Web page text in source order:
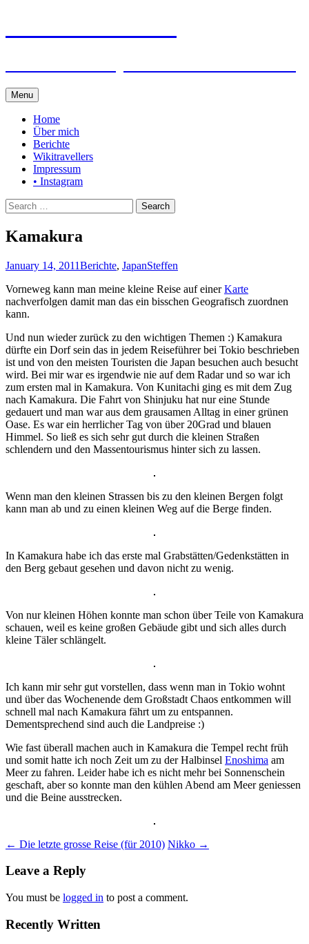
Menu Skip
to
content
Home
Über mich
Berichte
Wikitravellers
Impressum
• Instagram
Search
for:
Kamakura
January 14, 2011Berichte, JapanSteffen
Vorneweg kann man meine kleine Reise auf einerKarte
nachverfolgen damit man das ein bisschen Geografisch zuordnen
kann.
Und nun wieder zurück zu den wichtigen Themen :) Kamakura
dürfte ein Dorf sein das in jedem Reiseführer bei Tokio beschrieben
ist und von den meisten Touristen die Japan besuchen auch besucht
wird. Bei mir war es irgendwie nie auf dem Radar und so war ich
zum ersten mal in Kamakura. Von Kunitachi ging es mit dem Zug
nach Kamakura. Die Fahrt von Shinjuku hat nur eine Stunde
gedauert und man war aus dem grausamen Alltag in einer grünen
Oase. Es war ein herrlicher Tag von über 20Grad und blauen
Himmel. So ließ es sich sehr gut durch die kleinen Straßen
schlendern und den Massentourismus hinter sich zu lassen.
Wenn man den kleinen Strassen bis zu den kleinen Bergen folgt
kann man ab und zu einen kleinen Weg auf die Berge finden.
In Kamakura habe ich das erste mal Grabstätten/Gedenkstätten in
den Berg gebaut gesehen und davon nicht zu wenig.
Von nur kleinen Höhen konnte man schon über Teile von Kamakura
schauen, weil es keine großen Gebäude gibt und sich alles durch
kleine Täler schlängelt.
Ich kann mir sehr gut vorstellen, dass wenn man in Tokio wohnt
und über das Wochenende dem Großstadt Chaos entkommen will
schnell mal nach Kamakura fährt um zu entspannen.
Dementsprechend sind auch die Landpreise :)
Wie fast überall machen auch in Kamakura die Tempel recht früh
und somit hatte ich noch Zeit um zu der Halbinsel Enoshima am
Meer zu fahren. Leider habe ich es nicht mehr bei Sonnenschein
geschaft, aber so konnte man den kühlen Abend am Meer geniessen
und die Beine ausstrecken.
Post
navigation
← Die letzte grosse Reise (für 2010) Nikko →
Leave a Reply
You must be logged in to post a comment.
Recently Written